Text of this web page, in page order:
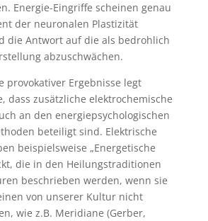
Energie-Eingriffe scheinen genau
der neuronalen Plastizität
die Antwort auf die als bedrohlich
abzuschwächen.
provokativer Ergebnisse legt
dass zusätzliche elektrochemische
an den energiepsychologischen
beteiligt sind. Elektrische
beispielsweise „Energetische
die in den Heilungstraditionen
beschrieben werden, wenn sie
von unserer Kultur nicht
wie z.B. Meridiane (Gerber,